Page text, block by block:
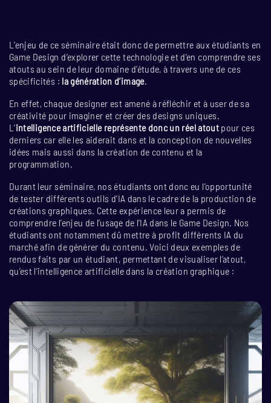
L’enjeu de ce séminaire était donc de permettre aux étudiants en
Game Design d’explorer cette technologie et d’en comprendre ses
atouts au sein de leur domaine d’étude, à travers une de ces
spécificités : la génération d’image.
En effet, chaque designer est amené à réfléchir et à user de sa
créativité pour imaginer et créer des designs uniques.
L’intelligence artificielle représente donc un réel atoutpour ces
derniers car elle les aiderait dans et la conception de nouvelles
idées mais aussi dans la création de contenu et la
programmation.
Durant leur séminaire, nos étudiants ont donc eu l’opportunité
de tester différents outils d’IA dans le cadre de la production de
créations graphiques. Cette expérience leur a permis de
comprendre l’enjeu de l’usage de l’IA dans le Game Design. Nos
étudiants ont notamment dû mettre à profit différents IA du
marché afin de générer du contenu. Voici deux exemples de
rendus faits par un étudiant, permettant de visualiser l’atout,
qu’est l’intelligence artificielle dans la création graphique :